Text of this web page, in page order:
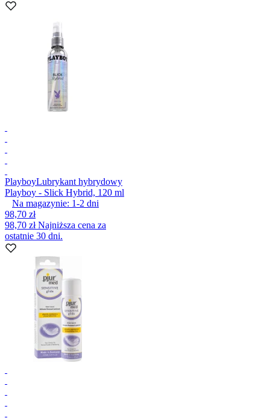
PlayboyLubrykant hybrydowy
Playboy - Slick Hybrid, 120 ml
Na magazynie: 1-2 dni
98,70 zł
98,70 złNajniższa cena za
ostatnie 30 dni.